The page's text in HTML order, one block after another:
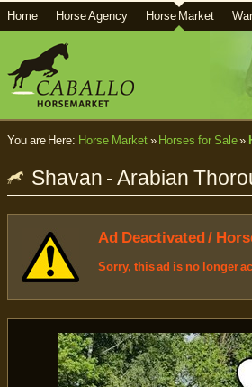
Home Horse Agency Horse Market
You are Here: Horse Market» Horses for Sale»
Shavan - Arabian
Ad Deactivated /
Sorry, this ad is no longer